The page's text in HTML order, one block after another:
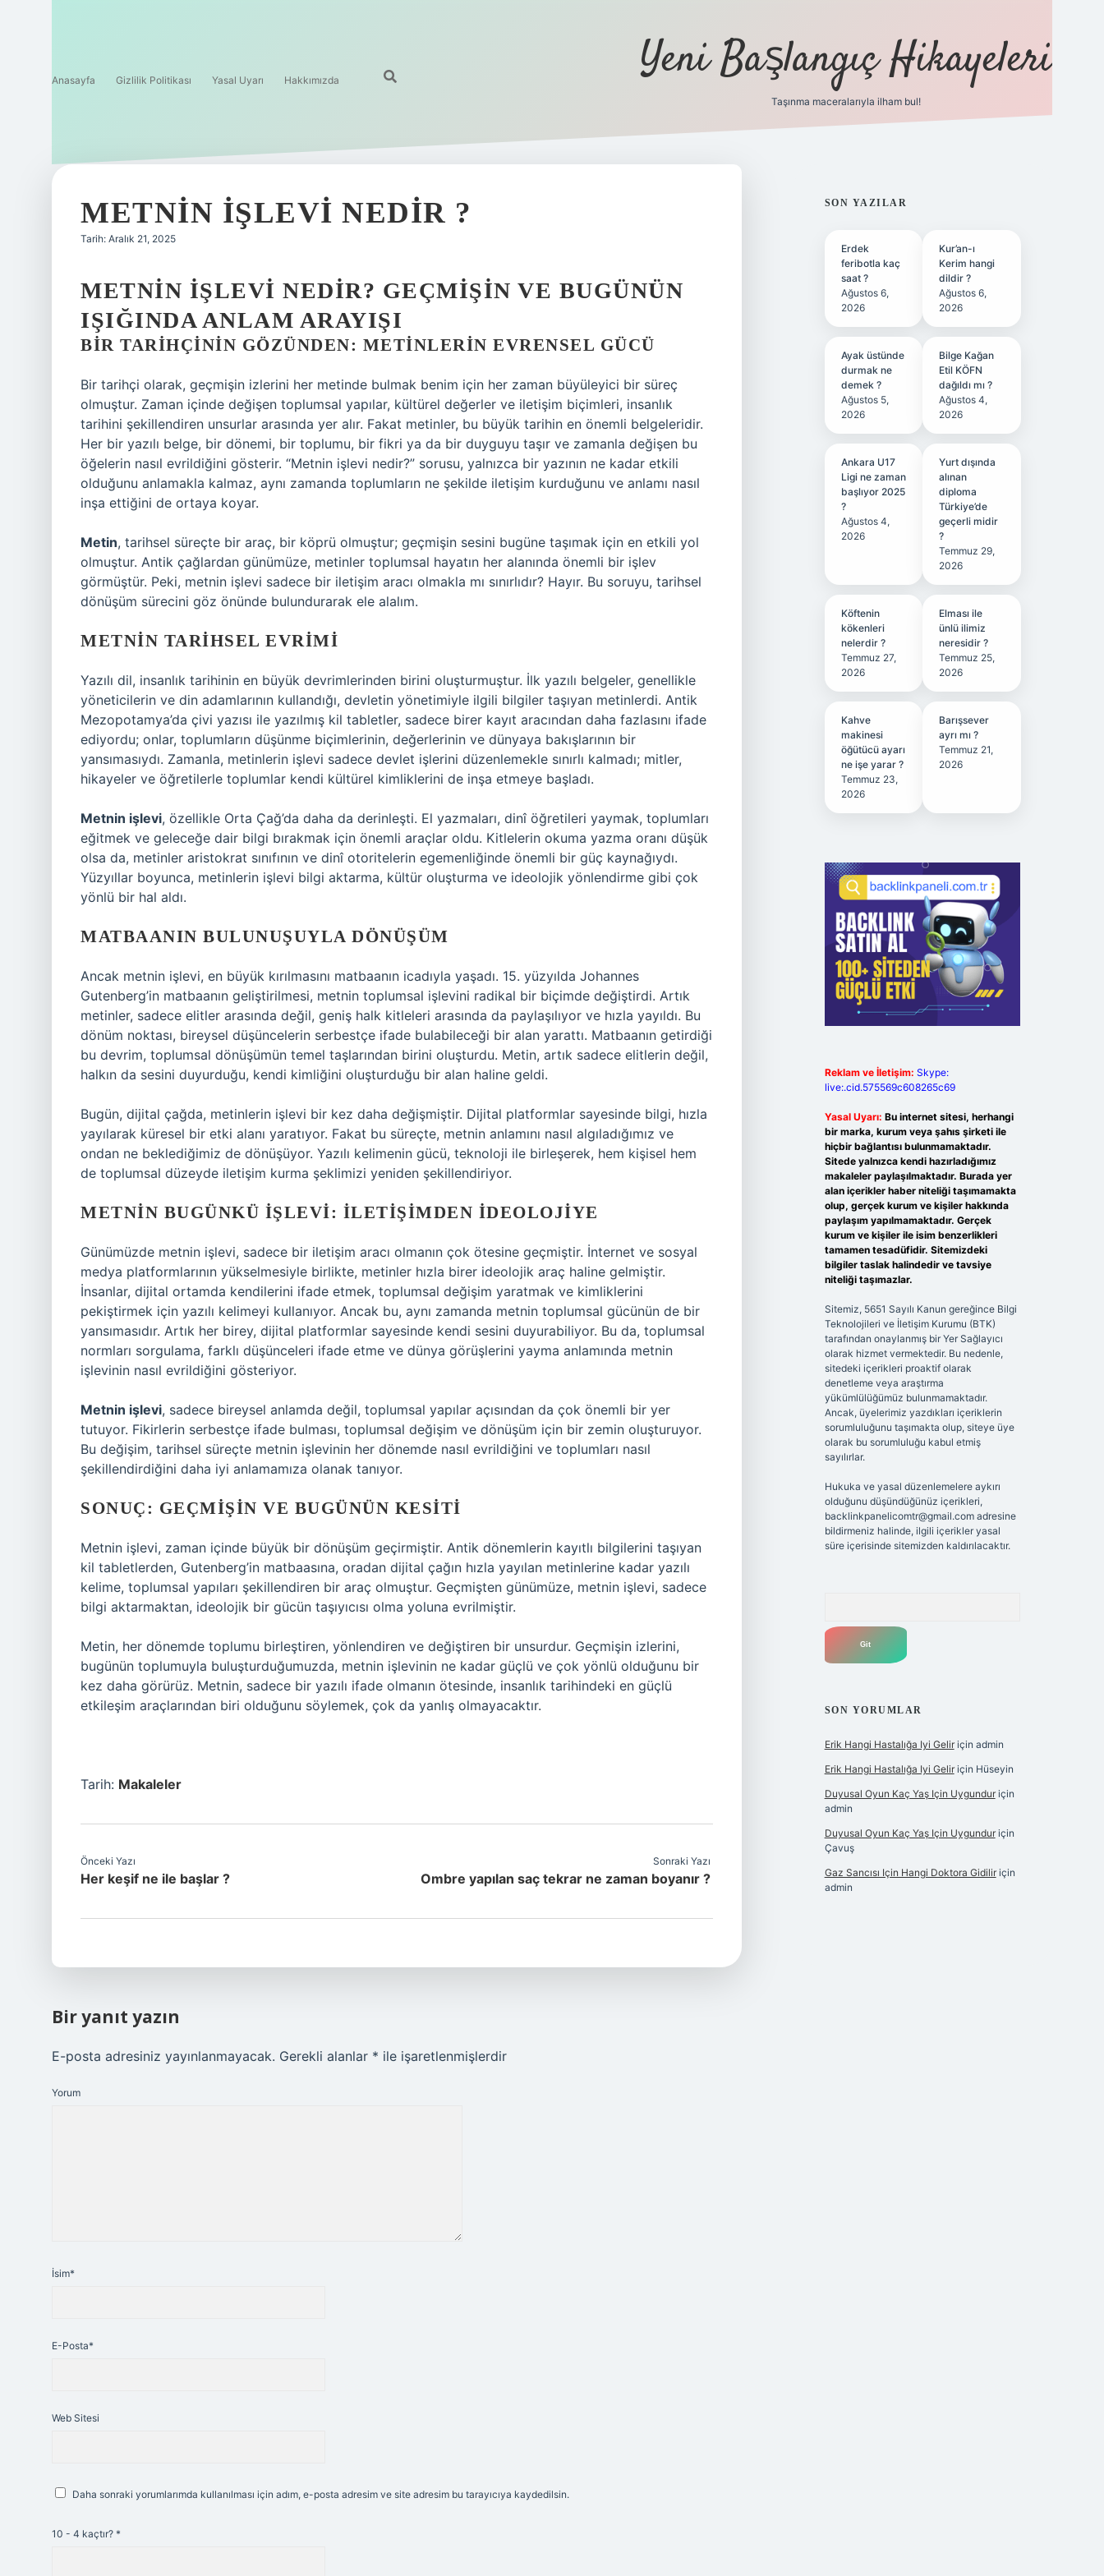
Anasayfa Gizlilik Politikası Yasal Uyarı Hakkımızda Yeni Başlangıç Hikayeleri
Taşınma maceralarıyla ilham bul!
METNIN IŞLEVI NEDIR ?
Tarih: Aralık 21, 2025
METNIN İŞLEVI NEDIR? GEÇMIŞIN VE BUGÜNÜN
IŞIĞINDA ANLAM ARAYIŞI
BIR TARIHÇININ GÖZÜNDEN: METINLERIN EVRENSEL GÜCÜ
Bir tarihçi olarak, geçmişin izlerini her metinde bulmak benim için her zaman büyüleyici bir süreç
olmuştur. Zaman içinde değişen toplumsal yapılar, kültürel değerler ve iletişim biçimleri, insanlık
tarihini şekillendiren unsurlar arasında yer alır. Fakat metinler, bu büyük tarihin en önemli belgeleridir.
Her bir yazılı belge, bir dönemi, bir toplumu, bir fikri ya da bir duyguyu taşır ve zamanla değişen bu
öğelerin nasıl evrildiğini gösterir. “Metnin işlevi nedir?” sorusu, yalnızca bir yazının ne kadar etkili
olduğunu anlamakla kalmaz, aynı zamanda toplumların ne şekilde iletişim kurduğunu ve anlamı nasıl
inşa ettiğini de ortaya koyar.
Metin, tarihsel süreçte bir araç, bir köprü olmuştur; geçmişin sesini bugüne taşımak için en etkili yol
olmuştur. Antik çağlardan günümüze, metinler toplumsal hayatın her alanında önemli bir işlev
görmüştür. Peki, metnin işlevi sadece bir iletişim aracı olmakla mı sınırlıdır? Hayır. Bu soruyu, tarihsel
dönüşüm sürecini göz önünde bulundurarak ele alalım.
METNIN TARIHSEL EVRIMI
Yazılı dil, insanlık tarihinin en büyük devrimlerinden birini oluşturmuştur. İlk yazılı belgeler, genellikle
yöneticilerin ve din adamlarının kullandığı, devletin yönetimiyle ilgili bilgiler taşıyan metinlerdi. Antik
Mezopotamya’da çivi yazısı ile yazılmış kil tabletler, sadece birer kayıt aracından daha fazlasını ifade
ediyordu; onlar, toplumların düşünme biçimlerinin, değerlerinin ve dünyaya bakışlarının bir
yansımasıydı. Zamanla, metinlerin işlevi sadece devlet işlerini düzenlemekle sınırlı kalmadı; mitler,
hikayeler ve öğretilerle toplumlar kendi kültürel kimliklerini de inşa etmeye başladı.
Metnin işlevi, özellikle Orta Çağ’da daha da derinleşti. El yazmaları, dinî öğretileri yaymak, toplumları
eğitmek ve geleceğe dair bilgi bırakmak için önemli araçlar oldu. Kitlelerin okuma yazma oranı düşük
olsa da, metinler aristokrat sınıfının ve dinî otoritelerin egemenliğinde önemli bir güç kaynağıydı.
Yüzyıllar boyunca, metinlerin işlevi bilgi aktarma, kültür oluşturma ve ideolojik yönlendirme gibi çok
yönlü bir hal aldı.
MATBAANIN BULUNUŞUYLA DÖNÜŞÜM
Ancak metnin işlevi, en büyük kırılmasını matbaanın icadıyla yaşadı. 15. yüzyılda Johannes
Gutenberg’in matbaanın geliştirilmesi, metnin toplumsal işlevini radikal bir biçimde değiştirdi. Artık
metinler, sadece elitler arasında değil, geniş halk kitleleri arasında da paylaşılıyor ve hızla yayıldı. Bu
dönüm noktası, bireysel düşüncelerin serbestçe ifade bulabileceği bir alan yarattı. Matbaanın getirdiği
bu devrim, toplumsal dönüşümün temel taşlarından birini oluşturdu. Metin, artık sadece elitlerin değil,
halkın da sesini duyurduğu, kendi kimliğini oluşturduğu bir alan haline geldi.
Bugün, dijital çağda, metinlerin işlevi bir kez daha değişmiştir. Dijital platformlar sayesinde bilgi, hızla
yayılarak küresel bir etki alanı yaratıyor. Fakat bu süreçte, metnin anlamını nasıl algıladığımız ve
ondan ne beklediğimiz de dönüşüyor. Yazılı kelimenin gücü, teknoloji ile birleşerek, hem kişisel hem
de toplumsal düzeyde iletişim kurma şeklimizi yeniden şekillendiriyor.
METNIN BUGÜNKÜ İŞLEVI: İLETIŞIMDEN İDEOLOJIYE
Günümüzde metnin işlevi, sadece bir iletişim aracı olmanın çok ötesine geçmiştir. İnternet ve sosyal
medya platformlarının yükselmesiyle birlikte, metinler hızla birer ideolojik araç haline gelmiştir.
İnsanlar, dijital ortamda kendilerini ifade etmek, toplumsal değişim yaratmak ve kimliklerini
pekiştirmek için yazılı kelimeyi kullanıyor. Ancak bu, aynı zamanda metnin toplumsal gücünün de bir
yansımasıdır. Artık her birey, dijital platformlar sayesinde kendi sesini duyurabiliyor. Bu da, toplumsal
normları sorgulama, farklı düşünceleri ifade etme ve dünya görüşlerini yayma anlamında metnin
işlevinin nasıl evrildiğini gösteriyor.
Metnin işlevi, sadece bireysel anlamda değil, toplumsal yapılar açısından da çok önemli bir yer
tutuyor. Fikirlerin serbestçe ifade bulması, toplumsal değişim ve dönüşüm için bir zemin oluşturuyor.
Bu değişim, tarihsel süreçte metnin işlevinin her dönemde nasıl evrildiğini ve toplumları nasıl
şekillendirdiğini daha iyi anlamamıza olanak tanıyor.
SONUÇ: GEÇMIŞIN VE BUGÜNÜN KESITI
Metnin işlevi, zaman içinde büyük bir dönüşüm geçirmiştir. Antik dönemlerin kayıtlı bilgilerini taşıyan
kil tabletlerden, Gutenberg’in matbaasına, oradan dijital çağın hızla yayılan metinlerine kadar yazılı
kelime, toplumsal yapıları şekillendiren bir araç olmuştur. Geçmişten günümüze, metnin işlevi, sadece
bilgi aktarmaktan, ideolojik bir gücün taşıyıcısı olma yoluna evrilmiştir.
Metin, her dönemde toplumu birleştiren, yönlendiren ve değiştiren bir unsurdur. Geçmişin izlerini,
bugünün toplumuyla buluşturduğumuzda, metnin işlevinin ne kadar güçlü ve çok yönlü olduğunu bir
kez daha görürüz. Metnin, sadece bir yazılı ifade olmanın ötesinde, insanlık tarihindeki en güçlü
etkileşim araçlarından biri olduğunu söylemek, çok da yanlış olmayacaktır.
Tarih: Makaleler
Önceki Yazı
Her keşif ne ile başlar ?
Sonraki Yazı
Ombre yapılan saç tekrar ne zaman boyanır ?
Bir yanıt yazın
E-posta adresiniz yayınlanmayacak. Gerekli alanlar * ile işaretlenmişlerdir
Yorum
İsim*
E-Posta*
Web Sitesi
Daha sonraki yorumlarımda kullanılması için adım, e-posta adresim ve site adresim bu tarayıcıya kaydedilsin.
10 - 4 kaçtır? *
SIDEBAR
SON YAZILAR
Erdek
feribotla kaç
saat ?
Ağustos 6,
2026
Kur’an-ı
Kerim hangi
dildir ?
Ağustos 6,
2026
Ayak üstünde
durmak ne
demek ?
Ağustos 5,
2026
Bilge Kağan
Etil KÖFN
dağıldı mı ?
Ağustos 4,
2026
Ankara U17
Ligi ne zaman
başlıyor 2025
?
Ağustos 4,
2026
Yurt dışında
alınan
diploma
Türkiye’de
geçerli midir
?
Temmuz 29,
2026
Köftenin
kökenleri
nelerdir ?
Temmuz 27,
2026
Elması ile
ünlü ilimiz
neresidir ?
Temmuz 25,
2026
Kahve
makinesi
öğütücü ayarı
ne işe yarar ?
Temmuz 23,
2026
Barışsever
ayrı mı ?
Temmuz 21,
2026
Reklam ve İletişim: Skype:
live:.cid.575569c608265c69
Yasal Uyarı: Bu internet sitesi, herhangi
bir marka, kurum veya şahıs şirketi ile
hiçbir bağlantısı bulunmamaktadır.
Sitede yalnızca kendi hazırladığımız
makaleler paylaşılmaktadır. Burada yer
alan içerikler haber niteliği taşımamakta
olup, gerçek kurum ve kişiler hakkında
paylaşım yapılmamaktadır. Gerçek
kurum ve kişiler ile isim benzerlikleri
tamamen tesadüfidir. Sitemizdeki
bilgiler taslak halindedir ve tavsiye
niteliği taşımazlar.
Sitemiz, 5651 Sayılı Kanun gereğince Bilgi
Teknolojileri ve İletişim Kurumu (BTK)
tarafından onaylanmış bir Yer Sağlayıcı
olarak hizmet vermektedir. Bu nedenle,
sitedeki içerikleri proaktif olarak
denetleme veya araştırma
yükümlülüğümüz bulunmamaktadır.
Ancak, üyelerimiz yazdıkları içeriklerin
sorumluluğunu taşımakta olup, siteye üye
olarak bu sorumluluğu kabul etmiş
sayılırlar.
Hukuka ve yasal düzenlemelere aykırı
olduğunu düşündüğünüz içerikleri,
backlinkpanelicomtr@gmail.comadresine
bildirmeniz halinde, ilgili içerikler yasal
süre içerisinde sitemizden kaldırılacaktır.
SON YORUMLAR
Erik Hangi Hastalığa Iyi Geliriçin admin
Erik Hangi Hastalığa Iyi Geliriçin Hüseyin
Duyusal Oyun Kaç Yaş Için Uygunduriçin
admin
Duyusal Oyun Kaç Yaş Için Uygunduriçin
Çavuş
Gaz Sancısı Için Hangi Doktora Gidiliriçin
admin